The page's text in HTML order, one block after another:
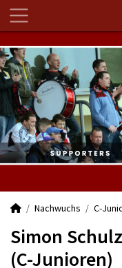
Nachwuchs C-
Simon
(C-Junioren)